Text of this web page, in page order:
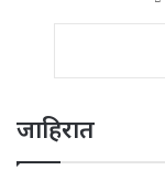
जाहिरात